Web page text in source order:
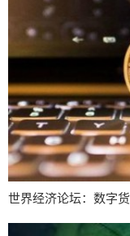
世界经济论坛：数字